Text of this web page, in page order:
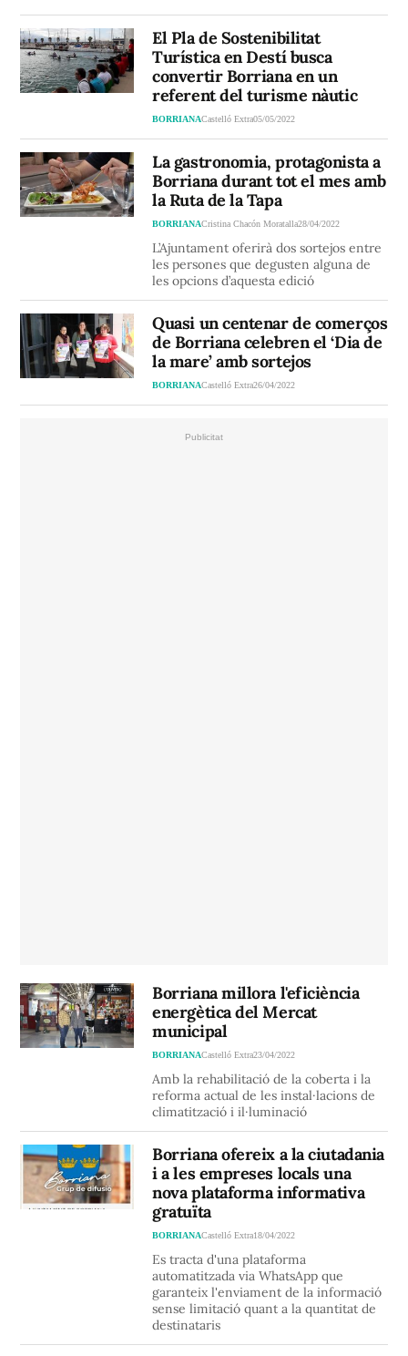
El Pla de Sostenibilitat
Turística en Destí busca
convertir Borriana en un
referent del turisme nàutic
BORRIANACastelló Extra05/05/2022
La gastronomia, protagonista a
Borriana durant tot el mes amb
la Ruta de la Tapa
BORRIANACristina Chacón Moratalla28/04/2022
L’Ajuntament oferirà dos sortejos entre
les persones que degusten alguna de
les opcions d’aquesta edició
Quasi un centenar de comerços
de Borriana celebren el ‘Dia de
la mare’ amb sortejos
BORRIANACastelló Extra26/04/2022
Borriana millora l'eficiència
energètica del Mercat
municipal
BORRIANACastelló Extra23/04/2022
Amb la rehabilitació de la coberta i la
reforma actual de les instal·lacions de
climatització i il·luminació
Borriana ofereix a la ciutadania
i a les empreses locals una
nova plataforma informativa
gratuïta
BORRIANACastelló Extra18/04/2022
Es tracta d'una plataforma
automatitzada via WhatsApp que
garanteix l'enviament de la informació
sense limitació quant a la quantitat de
destinataris